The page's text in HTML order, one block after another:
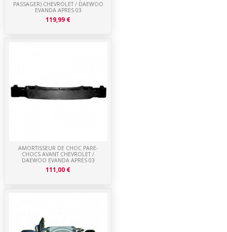
AMORTISSEUR DE CHOC PARE-
CHOCS AVANT CHEVROLET /
DAEWOO EVANDA APRES 03
111,00 €
PASSAGER) CHEVROLET / DAEWOO
EVANDA APRES 03
119,99 €